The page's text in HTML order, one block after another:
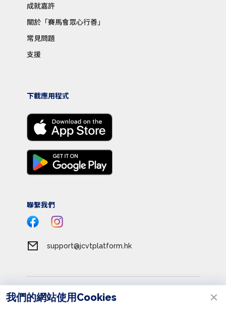
成就嘉許
關於「賽馬會眾心行善」
常見問題
支援
下載應用程式
聯繫我們
support@jcvtplatform.hk
私隱政策
我們的網站使用Cookies